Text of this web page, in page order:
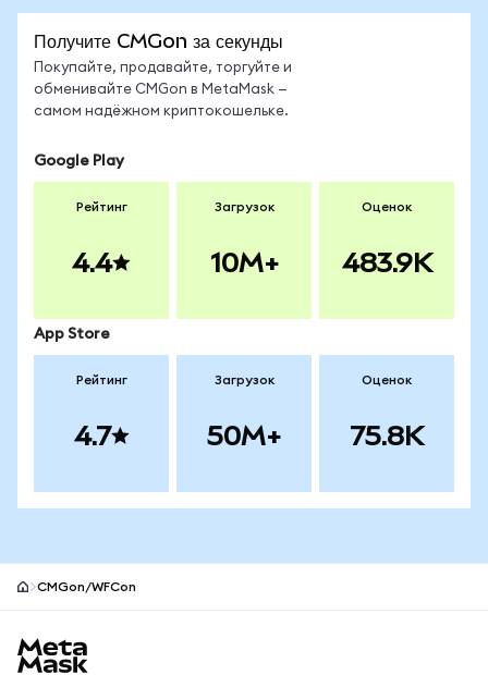
Получите CMGon за секунды
Покупайте, продавайте, торгуйте и
обменивайте CMGon в MetaMask —
самом надёжном криптокошельке.
Google Play
Рейтинг
4.4
Загрузок
10M+
Оценок
483.9K
App Store
Рейтинг
4.7
Загрузок
50M+
Оценок
75.8K
CMGon/WFCon